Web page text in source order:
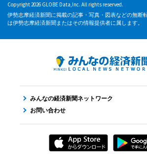
Copyright 2026 GLOBE Data,Inc. All rights reserved.
伊勢志摩経済新聞に掲載の記事・写真・図表などの無断
は伊勢志摩経済新聞またはその情報提供者に属します。
みんなの経済新聞ネットワーク
お問い合わせ